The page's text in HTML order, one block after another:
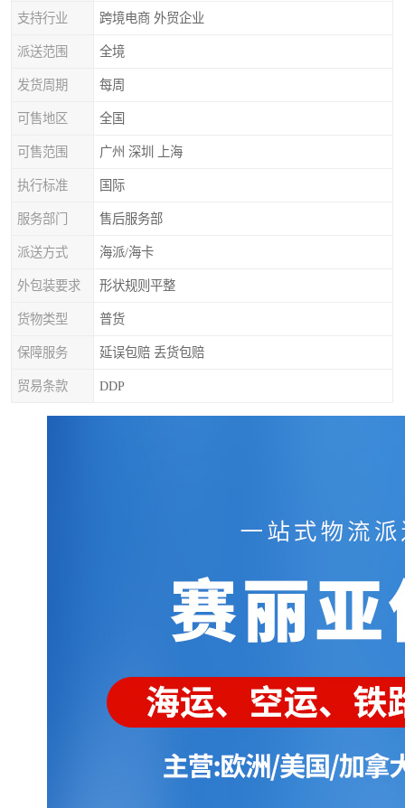
支持行业 跨境电商 外贸企业
派送范围 全境
发货周期 每周
可售地区 全国
可售范围 广州 深圳 上海
执行标准 国际
服务部门 售后服务部
派送方式 海派/海卡
外包装要求 形状规则平整
货物类型 普货
保障服务 延误包赔 丢货包赔
贸易条款 DDP